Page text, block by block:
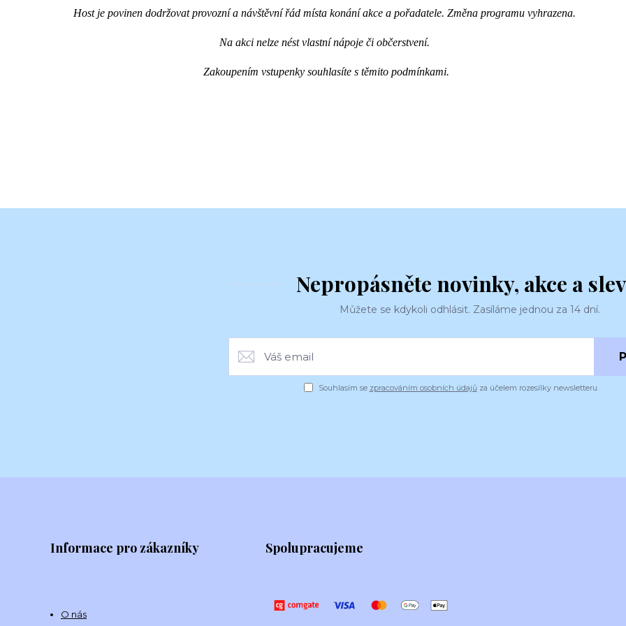
Host je povinen dodržovat provozní a návštěvní řád místa konání akce a pořadatele. Změna programu vyhrazena.
Na akci nelze nést vlastní nápoje či občerstvení.
Zakoupením vstupenky souhlasíte s těmito podmínkami.
Nepropásněte novinky, akce a
Můžete se kdykoli odhlásit. Zasíláme jednou za 14 dní.
Souhlasím se zpracováním osobních údajůza účelem rozesílky newsletteru.
Informace pro zákazníky
O nás
Spolupracujeme